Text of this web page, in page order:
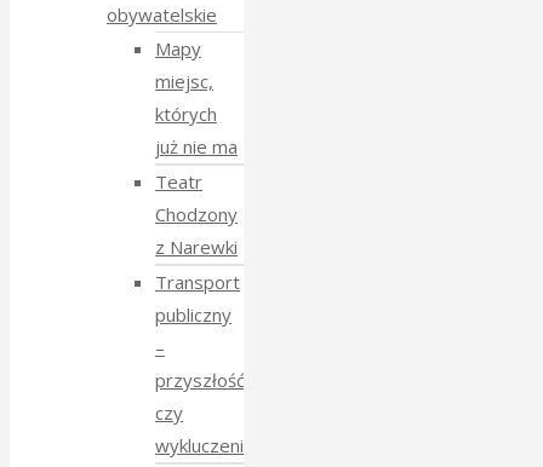
obywatelskie
Mapy
miejsc,
których
już nie ma
Teatr
Chodzony
z Narewki
Transport
publiczny
–
przyszłość
czy
wykluczenie?